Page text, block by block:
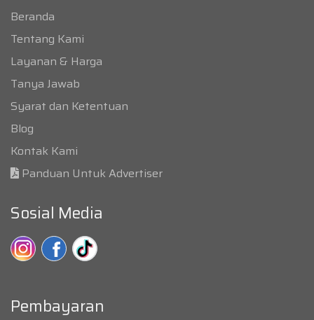
Beranda
Tentang Kami
Layanan & Harga
Tanya Jawab
Syarat dan Ketentuan
Blog
Kontak Kami
Panduan Untuk Advertiser
Sosial Media
Pembayaran